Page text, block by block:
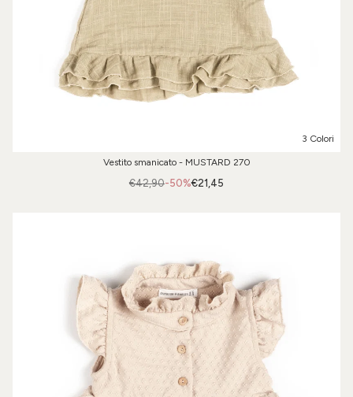
3 Colori
Vestito smanicato - MUSTARD 270
-50%
€42,90 €21,45